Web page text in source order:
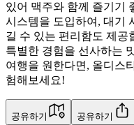
있어 맥주와 함께 즐기기
시스템을 도입하여, 대기
길 수 있는 편리함도 제공
특별한 경험을 선사하는
여행을 원한다면, 올디스
험해보세요!
공유하기 공유하기